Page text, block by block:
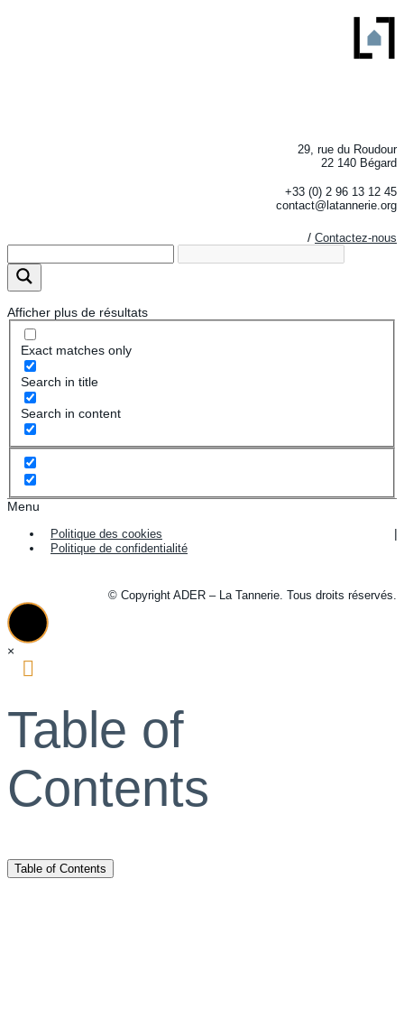
29, rue du Roudour
22 140 Bégard
+33 (0) 2 96 13 12 45
contact@latannerie.org
/ Contactez-nous
Afficher plus de résultats
Exact matches only
Search in title
Search in content
Menu
Politique des cookies
Politique de confidentialité
© Copyright ADER – La Tannerie. Tous droits réservés.
×
Table of
Contents
Table of Contents